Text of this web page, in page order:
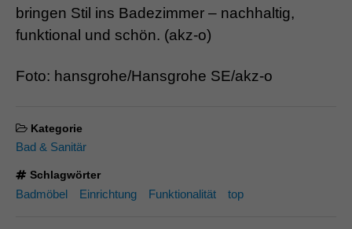
bringen Stil ins Badezimmer – nachhaltig,
funktional und schön. (akz-o)
Foto: hansgrohe/Hansgrohe SE/akz-o
Kategorie
Bad & Sanitär
Schlagwörter
Badmöbel Einrichtung Funktionalität top